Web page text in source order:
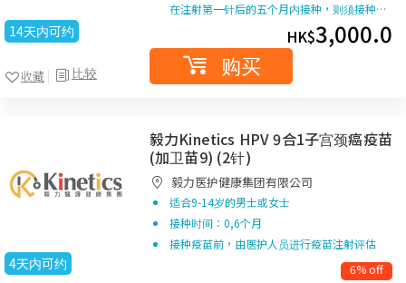
14天内可约
比较
收藏
在注射第一针后的五个月内接种，则须接种…
HK$3,000.0
购买
4天内可约
毅力Kinetics HPV 9合1子宫颈癌疫苗
(加卫苗9) (2针)
毅力医护健康集团有限公司
适合9-14岁的男士或女士
接种时间：0,6个月
接种疫苗前，由医护人员进行疫苗注射评估
6% off